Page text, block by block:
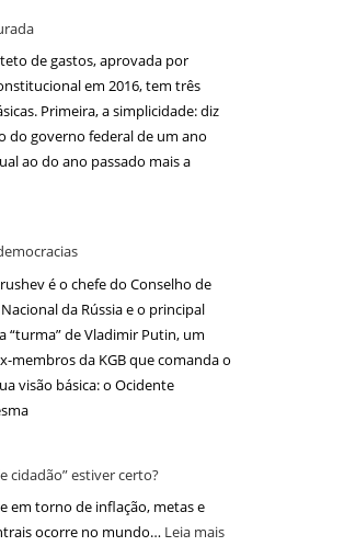
de gastos, aprovada por
em 2016, tem três
Primeira, a simplicidade: diz
do governo federal de um ano
ao do ano passado mais a
é o chefe do Conselho de
da Rússia e o principal
“turma” de Vladimir Putin, um
membros da KGB que comanda o
visão básica: o Ocidente
cidadão” estiver certo?
em torno de inflação, metas e
ocorre no mundo… Leia mais